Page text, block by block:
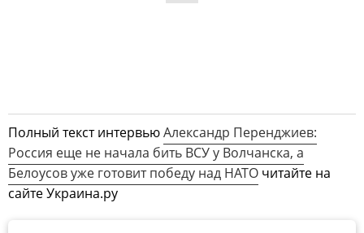
Полный текст интервьюАлександр Перенджиев:
Россия еще не начала бить ВСУ у Волчанска, а
Белоусов уже готовит победу над НАТО читайте на
сайте Украина.ру